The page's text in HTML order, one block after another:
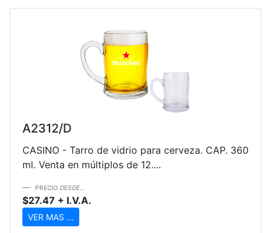
A2312/D
CASINO - Tarro de vidrio para cerveza. CAP. 360
ml. Venta en múltiplos de 12....
PRECIO DESDE...
$27.47 + I.V.A.
VER MAS ...